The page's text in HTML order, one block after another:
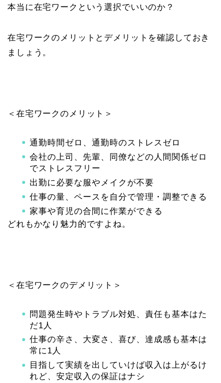
本当に在宅ワークという選択でいいのか？
在宅ワークのメリットとデメリットを確認しておき
ましょう。
＜在宅ワークのメリット＞
通勤時間ゼロ、通勤時のストレスゼロ
会社の上司、先輩、同僚などの人間関係ゼロ
でストレスフリー
出勤に必要な服やメイクが不要
仕事の量、ペースを自分で管理・調整できる
家事や育児の合間に作業ができる
どれもかなり魅力的ですよね。
＜在宅ワークのデメリット＞
問題発生時やトラブル対処、責任も基本はた
だ1人
仕事の辛さ、大変さ、喜び、達成感も基本は
常に1人
目指して実績を出していけば収入は上がるけ
れど、安定収入の保証はナシ